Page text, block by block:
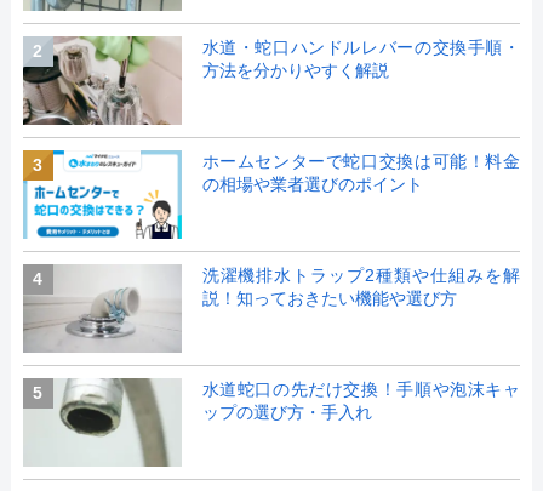
2
水道・蛇口ハンドルレバーの交換手順・
方法を分かりやすく解説
3
ホームセンターで蛇口交換は可能！料金
の相場や業者選びのポイント
4
洗濯機排水トラップ2種類や仕組みを解
説！知っておきたい機能や選び方
5
水道蛇口の先だけ交換！手順や泡沫キャ
ップの選び方・手入れ